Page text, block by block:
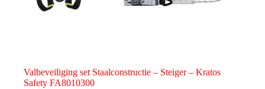
Valbeveiliging set Staalconstructie – Steiger – Kratos
Safety FA8010300